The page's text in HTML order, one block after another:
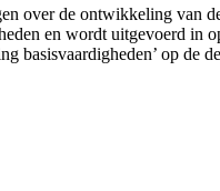
over de ontwikkeling van
en wordt uitgevoerd
basisvaardigheden’ op de